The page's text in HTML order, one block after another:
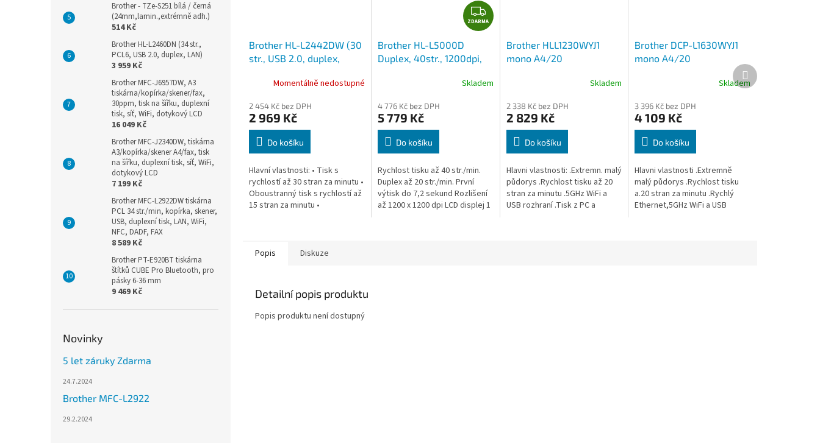
Brother - TZe-S251 bílá / černá
(24mm,lamin.,extrémně adh.)
514 Kč
Brother HL-L2460DN (34 str.,
PCL6, USB 2.0, duplex, LAN)
3 959 Kč
Brother MFC-J6957DW, A3
tiskárna/kopírka/skener/fax,
30ppm, tisk na šířku, duplexní
tisk, síť, WiFi, dotykový LCD
16 049 Kč
Brother MFC-J2340DW, tiskárna
A3/kopírka/skener A4/fax, tisk
na šířku, duplexní tisk, síť, WiFi,
dotykový LCD
7 199 Kč
Brother MFC-L2922DW tiskárna
PCL 34 str./min, kopírka, skener,
USB, duplexní tisk, LAN, WiFi,
NFC, DADF, FAX
8 589 Kč
Brother PT-E920BT tiskárna
štítků CUBE Pro Bluetooth, pro
pásky 6-36 mm
9 469 Kč
Novinky
5 let záruky Zdarma
24.7.2024
Brother MFC-L2922
29.2.2024
Brother HL-L2442DW (30
str., USB 2.0, duplex,
Momentálně nedostupné
2 454 Kč bez DPH
2 969 Kč
Do košíku
Hlavní vlastnosti: • Tisk s
rychlostí až 30 stran za minutu •
Oboustranný tisk s rychlostí až
15 stran za minutu •
Z
D
A
ZDARMA
Brother HL-L5000D
Duplex, 40str., 1200dpi,
volitelně paralelní port
Skladem
4 776 Kč bez DPH
5 779 Kč
Do košíku
Rychlost tisku až 40 str./min.
Duplex až 20 str./min. První
výtisk do 7,2 sekund Rozlišení
až 1200 x 1200 dpi LCD displej 1
Brother HLL1230WYJ1
mono A4/20
Skladem
2 338 Kč bez DPH
2 829 Kč
Do košíku
Hlavni vlastnosti: .Extremn. malý
půdorys .Rychlost tisku až 20
stran za minutu .5GHz WiFi a
USB rozhraní .Tisk z PC a
Brother DCP-L1630WYJ1
mono A4/20
stran/2400x600dpi/128MB/USB
2.0/LAN/WIFI/displej/bílá
Skladem
3 396 Kč bez DPH
4 109 Kč
Do košíku
Hlavni vlastnosti .Extremně
malý půdorys .Rychlost tisku
a.20 stran za minutu .Rychlý
Ethernet,5GHz WiFi a USB
Další
produkt
Popis Diskuze
Detailní popis produktu
Popis produktu není dostupný